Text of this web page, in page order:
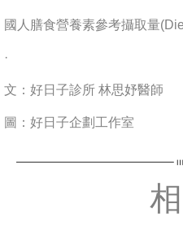
國人膳食營養素參考攝取量
·
文：好日子診所 林思妤醫師
圖：好日子企劃工作室